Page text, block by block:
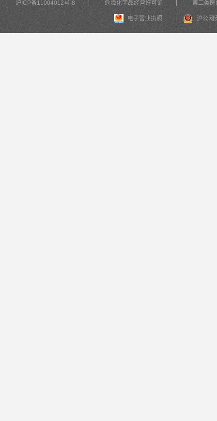
沪ICP备11004012号-8 危险化学品经营许可证 第二类医
电子营业执照 沪公网